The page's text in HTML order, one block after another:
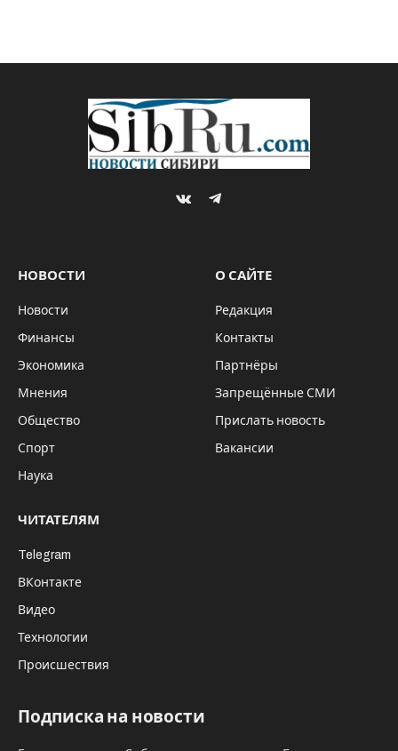
VKontakteTelegram
НОВОСТИ
Новости
Финансы
Экономика
Мнения
Общество
Спорт
Наука
О САЙТЕ
Редакция
Контакты
Партнёры
Запрещённые СМИ
Прислать новость
Вакансии
ЧИТАТЕЛЯМ
Telegram
ВКонтакте
Видео
Технологии
Происшествия
Подписка на новости